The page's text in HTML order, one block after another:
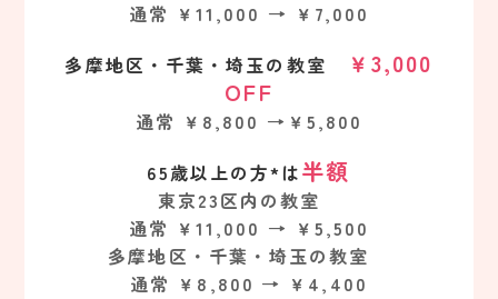
通常 ￥11,000 → ￥7,000
多摩地区・千葉・埼玉の教室
￥3,000
OFF
通常 ￥8,800 → ￥5,800
65歳以上の方*は半額
東京23区内の教室
通常 ￥11,000 → ￥5,500
多摩地区・千葉・埼玉の教室
通常 ￥8,800 → ￥4,400